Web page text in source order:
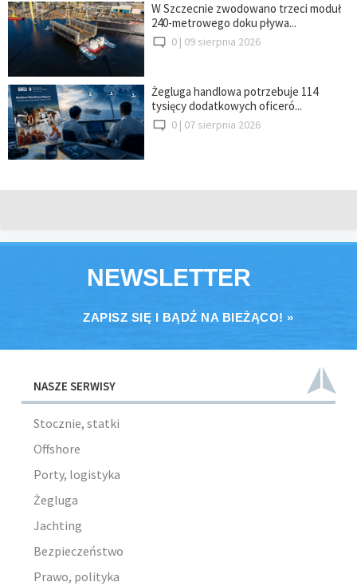
W Szczecnie zwodowano trzeci moduł
240-metrowego doku pływa...
0 | 09 sierpnia 2026
Żegluga handlowa potrzebuje 114
tysięcy dodatkowych oficeró...
0 | 07 sierpnia 2026
NEWSLETTER
ZAPISZ SIĘ I BĄDŹ NA BIEŻĄCO! »
NASZE SERWISY
Stocznie, statki
Offshore
Porty, logistyka
Żegluga
Jachting
Bezpieczeństwo
Prawo, polityka